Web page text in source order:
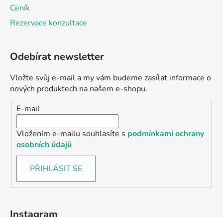
Ceník
Rezervace konzultace
Odebírat newsletter
Vložte svůj e-mail a my vám budeme zasílat informace o
nových produktech na našem e-shopu.
E-mail
Vložením e-mailu souhlasíte s podmínkami ochrany
osobních údajů
PŘIHLÁSIT SE
Instagram